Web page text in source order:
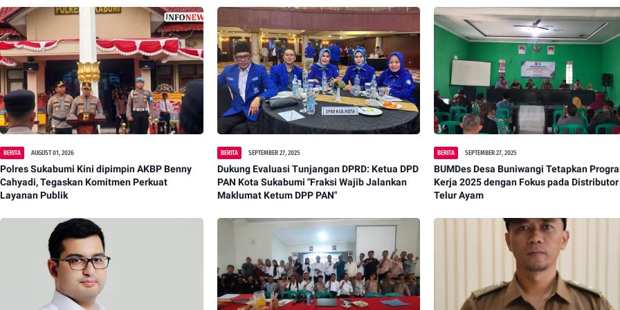
BERITA AUGUST 01, 2026
Polres Sukabumi Kini dipimpin AKBP Benny
Cahyadi, Tegaskan Komitmen Perkuat
Layanan Publik
BERITA SEPTEMBER 27, 2025
Dukung Evaluasi Tunjangan DPRD: Ketua DPD
PAN Kota Sukabumi "Fraksi Wajib Jalankan
Maklumat Ketum DPP PAN"
BERITA SEPTEMBER 27, 2025
‎BUMDes Desa Buniwangi Tetapkan
Kerja 2025 dengan Fokus pada Distributor
Telur Ayam